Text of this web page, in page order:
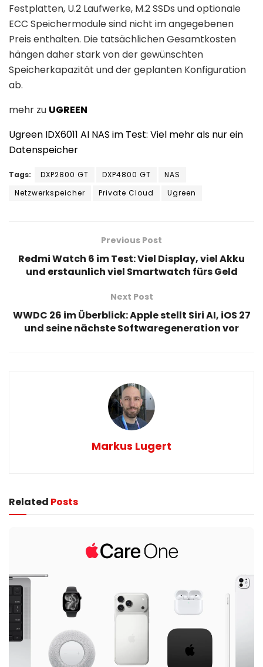
Festplatten, U.2 Laufwerke, M.2 SSDs und optionale
ECC Speichermodule sind nicht im angegebenen
Preis enthalten. Die tatsächlichen Gesamtkosten
hängen daher stark von der gewünschten
Speicherkapazität und der geplanten Konfiguration
ab.
mehr zu UGREEN
Ugreen IDX6011 AI NAS im Test: Viel mehr als nur ein
Datenspeicher
Tags: DXP2800 GT DXP4800 GT
NAS
Netzwerkspeicher
Private Cloud Ugreen
Previous Post
Redmi Watch 6 im Test: Viel Display, viel Akku
und erstaunlich viel Smartwatch fürs Geld
Next Post
WWDC 26 im Überblick: Apple stellt Siri AI, iOS 27
und seine nächste Softwaregeneration vor
Markus Lugert
Related Posts